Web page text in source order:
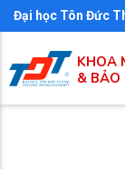
Nhảy
đến
nội
dung
Đại học Tôn Đức
KHOA
& BẢO